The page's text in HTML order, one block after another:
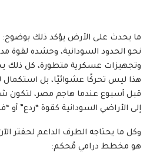
ما يحدث على الأرض يؤكد ذلك بوضوح:
نحو الحدود السودانية، وحشده لقوة
وتجهيزات عسكرية متطورة، كل ذلك
هذا ليس تحركًا عشوائيًا، بل استكمال
قبل أسبوع عندما هاجم مصر، لتكون
إلى الأراضي السودانية كقوة “ردع” أو
وكل ما يحتاجه الطرف الداعم لحفتر
هو مخطط درامي مُحكم: